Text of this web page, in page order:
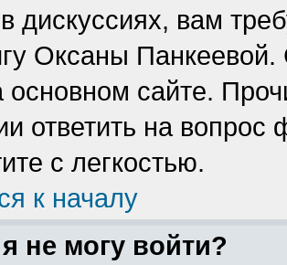
дискуссиях, вам
Оксаны
основном сайте.
ответить на
с легкостью.
к началу
не могу войти?